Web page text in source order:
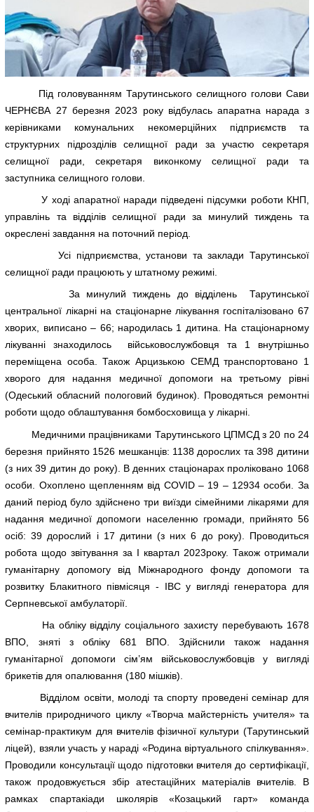
Під головуванням Тарутинського селищного голови Сави
ЧЕРНЄВА 27 березня 2023 року відбулась апаратна нарада з
керівниками комунальних некомерційних підприємств та
структурних підрозділів селищної ради за участю секретаря
селищної ради, секретаря виконкому селищної ради та
заступника селищного голови.
У ході апаратної наради підведені підсумки роботи КНП,
управлінь та відділів селищної ради за минулий тиждень та
окреслені завдання на поточний період.
Усі підприємства, установи та заклади Тарутинської
селищної ради працюють у штатному режимі.
За минулий тиждень до відділень Тарутинської
центральної лікарні на стаціонарне лікування госпіталізовано 67
хворих, виписано – 66; народилась 1 дитина. На стаціонарному
лікуванні знаходилось військовослужбовця та 1 внутрішньо
переміщена особа. Також Арцизькою СЕМД транспортовано 1
хворого для надання медичної допомоги на третьому рівні
(Одеський обласний пологовий будинок). Проводяться ремонтні
роботи щодо облаштування бомбосховища у лікарні.
Медичними працівниками Тарутинського ЦПМСД з 20 по 24
березня прийнято 1526 мешканців: 1138 дорослих та 398 дитини
(з них 39 дитин до року). В денних стаціонарах проліковано 1068
особи. Охоплено щепленням від COVID – 19 – 12934 особи. За
даний період було здійснено три виїзди сімейними лікарями для
надання медичної допомоги населенню громади, прийнято 56
осіб: 39 дорослий і 17 дитини (з них 6 до року). Проводиться
робота щодо звітування за I квартал 2023року. Також отримали
гуманітарну допомогу від Міжнародного фонду допомоги та
розвитку Блакитного півмісяця - IBC у вигляді генератора для
Серпневської амбулаторії.
На обліку відділу соціального захисту перебувають 1678
ВПО, зняті з обліку 681 ВПО. Здійснили також надання
гуманітарної допомоги сім’ям військовослужбовців у вигляді
брикетів для опалювання (180 мішків).
Відділом освіти, молоді та спорту проведені семінар для
вчителів природничого циклу «Творча майстерність учителя» та
семінар-практикум для вчителів фізичної культури (Тарутинський
ліцей), взяли участь у нараді «Родина віртуального спілкування».
Проводили консультації щодо підготовки вчителя до сертифікації,
також продовжується збір атестаційних матеріалів вчителів. В
рамках спартакіади школярів «Козацький гарт» команда